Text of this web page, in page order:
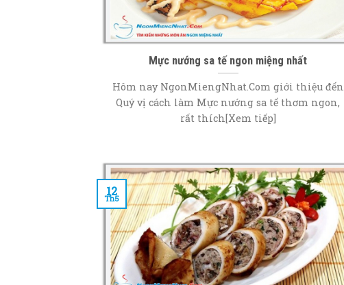
Mực nướng sa tế ngon miệng nhất
Hôm nay NgonMiengNhat.Com giới thiệu đến
Quý vị cách làm Mực nướng sa tế thơm ngon,
rất thích[Xem tiếp]
12
Th5